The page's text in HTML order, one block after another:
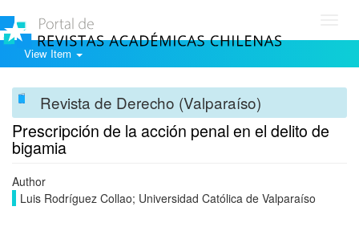
View Item
Revista de Derecho (Valparaíso)
Prescripción de la acción penal en el delito de
bigamia
Author
Luis Rodríguez Collao; Universidad Católica de Valparaíso